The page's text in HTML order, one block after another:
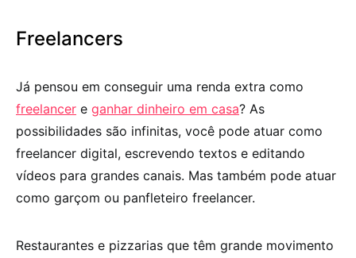
Freelancers
Já pensou em conseguir uma renda extra como
freelancer e ganhar dinheiro em casa? As
possibilidades são infinitas, você pode atuar como
freelancer digital, escrevendo textos e editando
vídeos para grandes canais. Mas também pode atuar
como garçom ou panfleteiro freelancer.
Restaurantes e pizzarias que têm grande movimento